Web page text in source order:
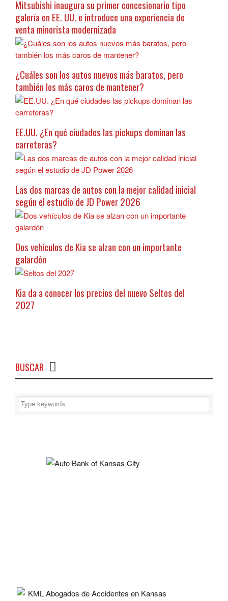
Mitsubishi inaugura su primer concesionario tipo
galería en EE. UU. e introduce una experiencia de
venta minorista modernizada
¿Cuáles son los autos nuevos más baratos, pero
también los más caros de mantener?
EE.UU. ¿En qué ciudades las pickups dominan las
carreteras?
Las dos marcas de autos con la mejor calidad inicial
según el estudio de JD Power 2026
Dos vehículos de Kia se alzan con un importante
galardón
Kia da a conocer los precios del nuevo Seltos del
2027
BUSCAR